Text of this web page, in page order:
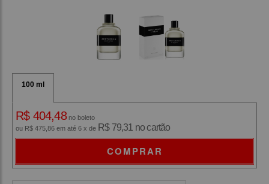
100 ml
R$ 404,48no boleto
ou R$ 475,86 em até 6 x de R$ 79,31 no cartão
COMPRAR